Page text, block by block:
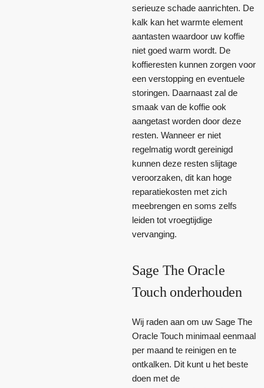
serieuze schade aanrichten. De
kalk kan het warmte element
aantasten waardoor uw koffie
niet goed warm wordt. De
koffieresten kunnen zorgen voor
een verstopping en eventuele
storingen. Daarnaast zal de
smaak van de koffie ook
aangetast worden door deze
resten. Wanneer er niet
regelmatig wordt gereinigd
kunnen deze resten slijtage
veroorzaken, dit kan hoge
reparatiekosten met zich
meebrengen en soms zelfs
leiden tot vroegtijdige
vervanging.
Sage The Oracle
Touch onderhouden
Wij raden aan om uw Sage The
Oracle Touch minimaal eenmaal
per maand te reinigen en te
ontkalken. Dit kunt u het beste
doen met de